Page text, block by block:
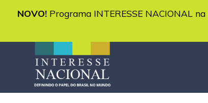
NOVO! Programa INTERESSE NACIONAL